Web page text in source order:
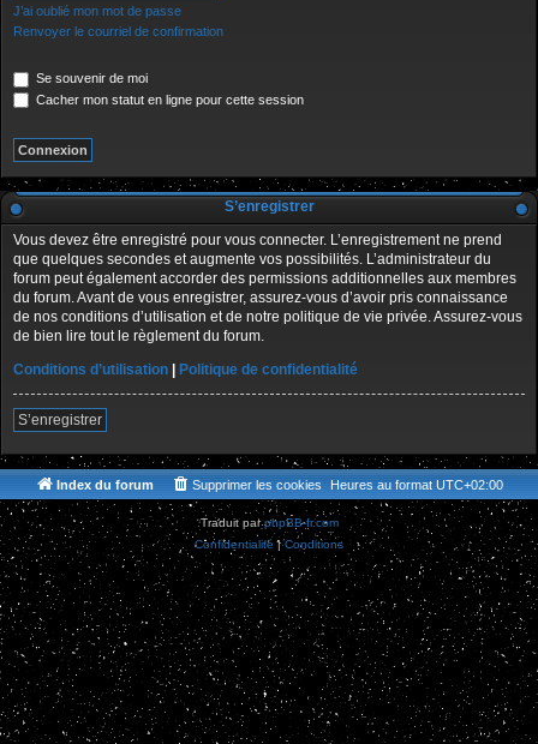
J’ai oublié mon mot de passe
Renvoyer le courriel de confirmation
Se souvenir de moi
Cacher mon statut en ligne pour cette session
S’enregistrer
Vous devez être enregistré pour vous connecter. L’enregistrement ne prend
que quelques secondes et augmente vos possibilités. L’administrateur du
forum peut également accorder des permissions additionnelles aux membres
du forum. Avant de vous enregistrer, assurez-vous d’avoir pris connaissance
de nos conditions d’utilisation et de notre politique de vie privée. Assurez-vous
de bien lire tout le règlement du forum.
Conditions d’utilisation
Politique de confidentialité
S’enregistrer
Index du forum Heures au format UTC+02:00
Supprimer les cookies
Traduit parphpBB-fr.com
Confidentialité |Conditions